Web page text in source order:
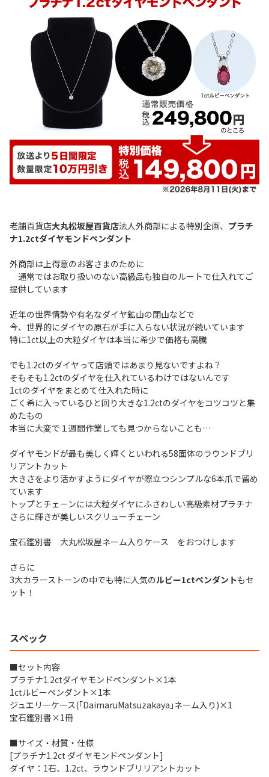
老舗百貨店大丸松坂屋百貨店法人外商部による特別企画、 プラチ
ナ1.2ctダイヤモンドペンダント
外商部は上得意のお客さまのために
通常ではお取り扱いのない高級品も独自のルートで仕入れてご
提供しています
近年の世界情勢や有名なダイヤ鉱山の閉山などで
今、世界的にダイヤの原石が手に入らない状況が続いています
特に1ct以上の大粒ダイヤは本当に希少で価格も高騰
でも1.2ctのダイヤって店頭ではあまり見ないですよね？
そもそも1.2ctのダイヤを仕入れているわけではないんです
1ctのダイヤをまとめて仕入れた時に
ごく希に入っているひと回り大きな1.2ctのダイヤをコツコツと集
めたもの
本当に大変で１週間作業しても見つからないことも…
ダイヤモンドが最も美しく輝くといわれる58面体のラウンドブリ
リアントカット
大きさをより活かすようにダイヤが際立つシンプルな6本爪で留め
ています
トップとチェーンには大粒ダイヤにふさわしい高級素材プラチナ
さらに輝きが美しいスクリューチェーン
宝石鑑別書 大丸松坂屋ネーム入りケース をおつけします
さらに
3大カラーストーンの中でも特に人気のルビー1ctペンダントもセ
ット！
スペック
■セット内容
プラチナ1.2ctダイヤモンドペンダント×1本
1ctルビーペンダント×1本
ジュエリーケース(｢DaimaruMatsuzakaya｣ネーム入り)×1
宝石鑑別書×1冊
■サイズ・材質・仕様
[プラチナ1.2ct ダイヤモンドペンダント]
ダイヤ：1石、1.2ct、ラウンドブリリアントカット